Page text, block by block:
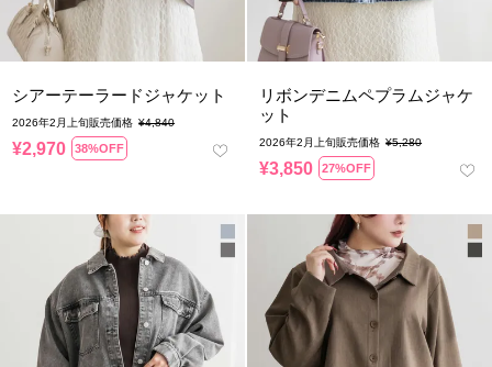
シアーテーラードジャケット
2026年2月上旬販売価格 ¥4,840
¥2,970 38%OFF
リボンデニムペプラムジャケ
ット
2026年2月上旬販売価格 ¥5,280
¥3,850 27%OFF